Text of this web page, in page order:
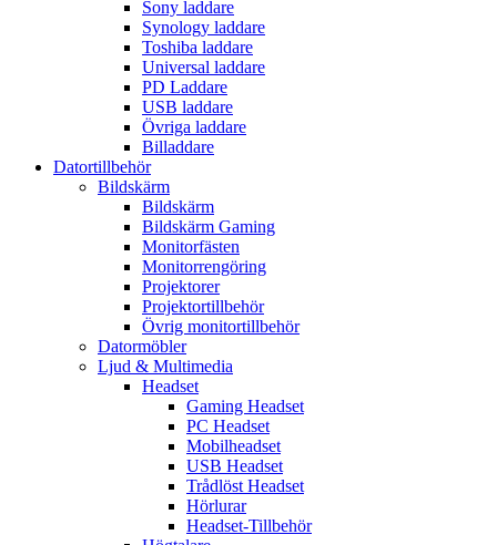
Sony laddare
Synology laddare
Toshiba laddare
Universal laddare
PD Laddare
USB laddare
Övriga laddare
Billaddare
Datortillbehör
Bildskärm
Bildskärm
Bildskärm Gaming
Monitorfästen
Monitorrengöring
Projektorer
Projektortillbehör
Övrig monitortillbehör
Datormöbler
Ljud & Multimedia
Headset
Gaming Headset
PC Headset
Mobilheadset
USB Headset
Trådlöst Headset
Hörlurar
Headset-Tillbehör